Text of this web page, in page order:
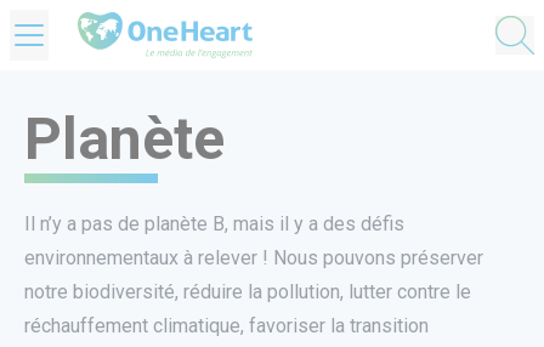
Planète
Il n’y a pas de planète B, mais il y a des défis
environnementaux à relever ! Nous pouvons préserver
notre biodiversité, réduire la pollution, lutter contre le
réchauffement climatique, favoriser la transition